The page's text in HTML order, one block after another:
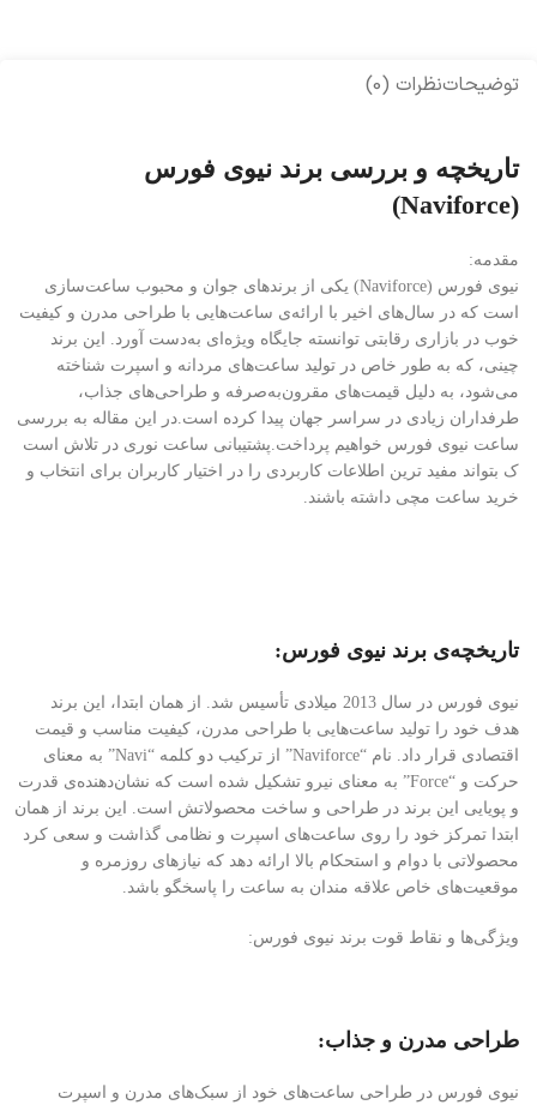
توضیحاتنظرات (0)
تاریخچه و بررسی برند نیوی فورس
(Naviforce)
مقدمه:
نیوی فورس (Naviforce) یکی از برندهای جوان و محبوب ساعت‌سازی
است که در سال‌های اخیر با ارائه‌ی ساعت‌هایی با طراحی مدرن و کیفیت
خوب در بازاری رقابتی توانسته جایگاه ویژه‌ای به‌دست آورد. این برند
چینی، که به طور خاص در تولید ساعت‌های مردانه و اسپرت شناخته
می‌شود، به دلیل قیمت‌های مقرون‌به‌صرفه و طراحی‌های جذاب،
طرفداران زیادی در سراسر جهان پیدا کرده است.در این مقاله به بررسی
ساعت نیوی فورس خواهیم پرداخت.پشتیبانی ساعت نوری در تلاش است
ک بتواند مفید ترین اطلاعات کاربردی را در اختیار کاربران برای انتخاب و
خرید ساعت مچی داشته باشند.
تاریخچه‌ی برند نیوی فورس:
نیوی فورس در سال 2013 میلادی تأسیس شد. از همان ابتدا، این برند
هدف خود را تولید ساعت‌هایی با طراحی مدرن، کیفیت مناسب و قیمت
اقتصادی قرار داد. نام “Naviforce” از ترکیب دو کلمه “Navi” به معنای
حرکت و “Force” به معنای نیرو تشکیل شده است که نشان‌دهنده‌ی قدرت
و پویایی این برند در طراحی و ساخت محصولاتش است. این برند از همان
ابتدا تمرکز خود را روی ساعت‌های اسپرت و نظامی گذاشت و سعی کرد
محصولاتی با دوام و استحکام بالا ارائه دهد که نیازهای روزمره و
موقعیت‌های خاص علاقه مندان به ساعت را پاسخگو باشد.
ویژگی‌ها و نقاط قوت برند نیوی فورس:
طراحی مدرن و جذاب:
نیوی فورس در طراحی ساعت‌های خود از سبک‌های مدرن و اسپرت